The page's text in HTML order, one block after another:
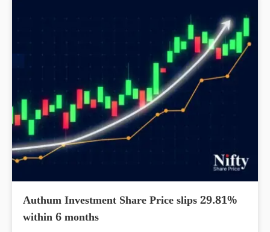
Authum Investment Share Price slips 29.81%
within 6 months